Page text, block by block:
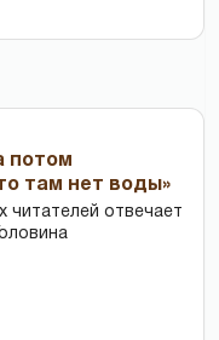
потом
там нет воды»
читателей отвечает